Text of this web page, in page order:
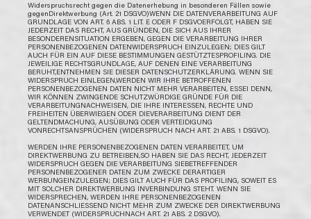
Widerspruchsrecht gegen die Datenerhebung in besonderen Fällen sowie
gegenDirektwerbung (Art. 21 DSGVO)WENN DIE DATENVERARBEITUNG AUF
GRUNDLAGE VON ART. 6 ABS. 1 LIT. E ODER F DSGVOERFOLGT, HABEN SIE
JEDERZEIT DAS RECHT, AUS GRÜNDEN, DIE SICH AUS IHRER
BESONDERENSITUATION ERGEBEN, GEGEN DIE VERARBEITUNG IHRER
PERSONENBEZOGENEN DATENWIDERSPRUCH EINZULEGEN; DIES GILT
AUCH FÜR EIN AUF DIESE BESTIMMUNGEN GESTÜTZTESPROFILING. DIE
JEWEILIGE RECHTSGRUNDLAGE, AUF DENEN EINE VERARBEITUNG
BERUHT,ENTNEHMEN SIE DIESER DATENSCHUTZERKLÄRUNG. WENN SIE
WIDERSPRUCH EINLEGEN,WERDEN WIR IHRE BETROFFENEN
PERSONENBEZOGENEN DATEN NICHT MEHR VERARBEITEN, ESSEI DENN,
WIR KÖNNEN ZWINGENDE SCHUTZWÜRDIGE GRÜNDE FÜR DIE
VERARBEITUNGNACHWEISEN, DIE IHRE INTERESSEN, RECHTE UND
FREIHEITEN ÜBERWIEGEN ODER DIEVERARBEITUNG DIENT DER
GELTENDMACHUNG, AUSÜBUNG ODER VERTEIDIGUNG
VONRECHTSANSPRÜCHEN (WIDERSPRUCH NACH ART. 21 ABS. 1 DSGVO).
WERDEN IHRE PERSONENBEZOGENEN DATEN VERARBEITET, UM
DIREKTWERBUNG ZU BETREIBEN,SO HABEN SIE DAS RECHT, JEDERZEIT
WIDERSPRUCH GEGEN DIE VERARBEITUNG SIEBETREFFENDER
PERSONENBEZOGENER DATEN ZUM ZWECKE DERARTIGER
WERBUNGEINZULEGEN; DIES GILT AUCH FÜR DAS PROFILING, SOWEIT ES
MIT SOLCHER DIREKTWERBUNG INVERBINDUNG STEHT. WENN SIE
WIDERSPRECHEN, WERDEN IHRE PERSONENBEZOGENEN
DATENANSCHLIESSEND NICHT MEHR ZUM ZWECKE DER DIREKTWERBUNG
VERWENDET (WIDERSPRUCHNACH ART. 21 ABS. 2 DSGVO).